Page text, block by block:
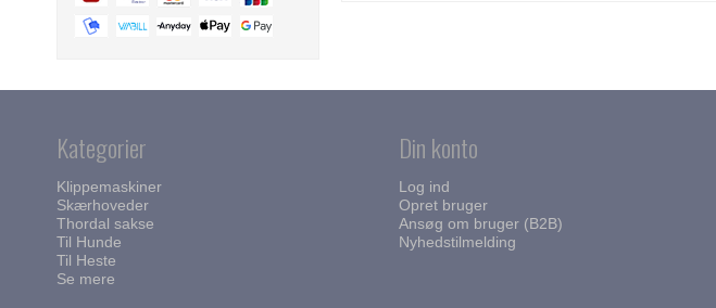
Kategorier
Klippemaskiner
Skærhoveder
Thordal sakse
Til Hunde
Til Heste
Se mere
Din konto
Log ind
Opret bruger
Ansøg om bruger (B2B)
Nyhedstilmelding